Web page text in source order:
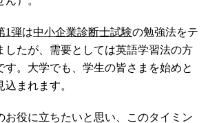
1弾は中小企業診断士試験の勉強法をテ
したが、需要としては英語学習法の方
す。大学でも、学生の皆さまを始めと
まれます。
役に立ちたいと思い、このタイミン